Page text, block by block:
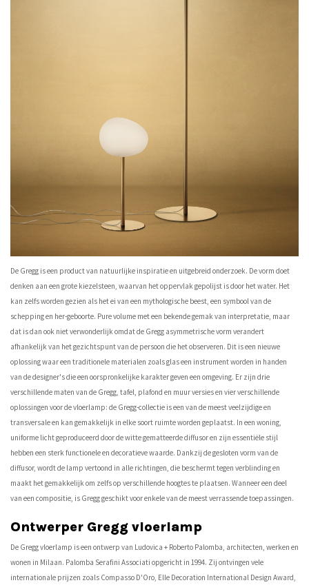
De Gregg is een product van natuurlijke inspiratie en uitgebreid onderzoek. De vorm doet
denken aan een grote kiezelsteen, waarvan het oppervlak gepolijst is door het water. Het
kan zelfs worden gezien als het ei van een mythologische beest, een symbool van de
schepping en her-geboorte. Pure volume met een bekende gemak van interpretatie, maar
dat is dan ook niet verwonderlijk omdat de Gregg asymmetrische vorm verandert
afhankelijk van het gezichtspunt van de persoon die het observeren. Dit is een nieuwe
oplossing waar een traditionele materialen zoals glas een instrument worden in handen
van de designer's die een oorspronkelijke karakter geven een omgeving. Er zijn drie
verschillende maten van de Gregg, tafel, plafond en muur versies en vier verschillende
oplossingen voor de vloerlamp: de Gregg-collectie is een van de meest veelzijdige en
transversale en kan gemakkelijk in elke soort ruimte worden geplaatst. In een woning,
uniforme licht geproduceerd door de witte gematteerde diffusor en zijn essentiële stijl
hebben een sterk functionele en decoratieve waarde. Dankzij de gesloten vorm van de
diffusor, wordt de lamp vertoond in alle richtingen, die beschermt tegen verblinding en
maakt het gemakkelijk om zelfs op verschillende hoogtes te plaatsen. Wanneer een deel
van een compositie, is Gregg geschikt voor enkele van de meest verrassende toepassingen.
Ontwerper Gregg vloerlamp
De Gregg vloerlamp is een ontwerp van Ludovica + Roberto Palomba, architecten, werken en
wonen in Milaan. Palomba Serafini Associati opgericht in 1994. Zij ontvingen vele
internationale prijzen zoals Compasso D'Oro, Elle Decoration International Design Award,